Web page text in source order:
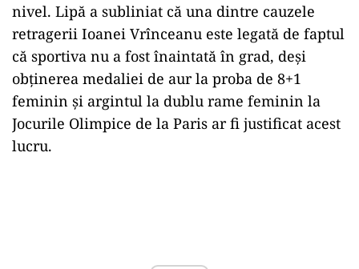
nivel. Lipă a subliniat că una dintre cauzele
retragerii Ioanei Vrînceanu este legată de faptul
că sportiva nu a fost înaintată în grad, deși
obținerea medaliei de aur la proba de 8+1
feminin și argintul la dublu rame feminin la
Jocurile Olimpice de la Paris ar fi justificat acest
lucru.